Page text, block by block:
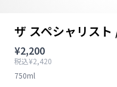
ザ スペシャリス
¥2,200
税込¥2,420
750ml